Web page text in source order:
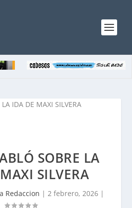
SOBRE LA
SILVERA
Redaccion | 2 febrero, 2026 |